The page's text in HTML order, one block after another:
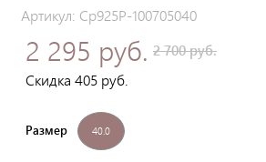
Артикул: Ср925Р-100705040
2 295 руб. 2 700 руб.
Скидка 405 руб.
Размер 40.0